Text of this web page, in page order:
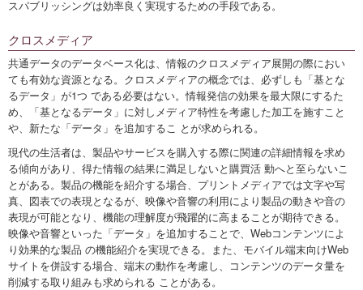
スパブリッシングは効率良く実現するための手段である。
クロスメディア
共通データのデータベース化は、情報のクロスメディア展開の際におい
ても有効な資源となる。クロスメディアの概念では、必ずしも「基とな
るデータ」が1つ である必要はない。情報発信の効果を最大限にするた
め、「基となるデータ」に対しメディア特性を考慮した加工を施すこと
や、新たな「データ」を追加するこ とが求められる。
現代の生活者は、製品やサービスを購入する際に関連の詳細情報を求め
る傾向があり、得た情報の結果に満足しないと購買活 動へと至らないこ
とがある。製品の機能を紹介する場合、プリントメディアでは文字や写
真、図表での表現となるが、映像や音響の利用により製品の動きや音の
表現が可能となり、機能の理解度が飛躍的に高まることが期待できる。
映像や音響といった「データ」を追加することで、Webコンテンツによ
り効果的な製品 の機能紹介を実現できる。また、モバイル端末向けWeb
サイトを併設する場合、端末の動作を考慮し、コンテンツのデータ量を
削減する取り組みも求められる ことがある。